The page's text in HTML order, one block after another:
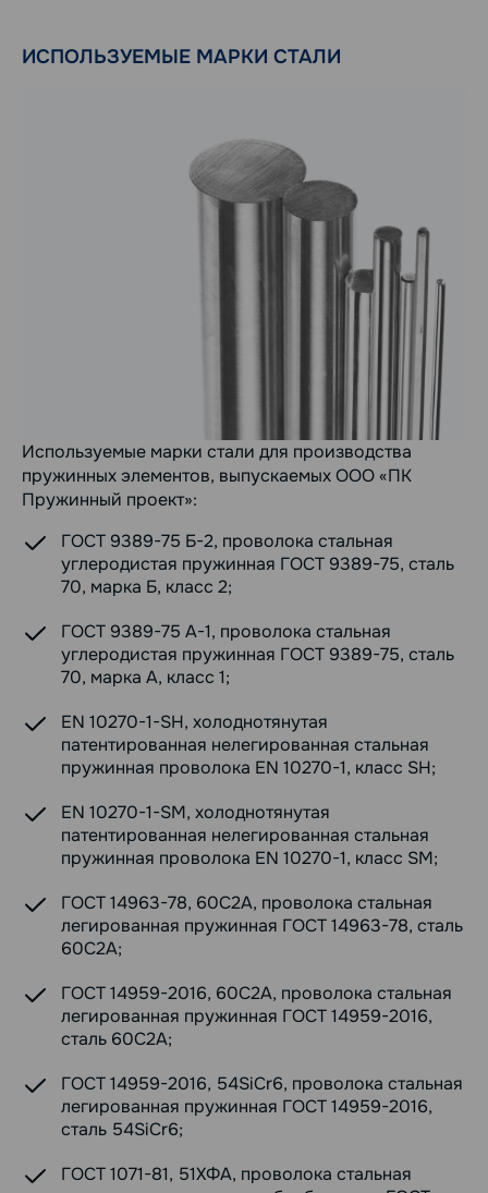
ИСПОЛЬЗУЕМЫЕ МАРКИ СТАЛИ
Используемые марки стали для производства
пружинных элементов, выпускаемых ООО «ПК
Пружинный проект»:
ГОСТ 9389-75 Б-2, проволока стальная
углеродистая пружинная ГОСТ 9389-75, сталь
70, марка Б, класс 2;
ГОСТ 9389-75 А-1, проволока стальная
углеродистая пружинная ГОСТ 9389-75, сталь
70, марка А, класс 1;
EN 10270-1-SH, холоднотянутая
патентированная нелегированная стальная
пружинная проволока EN 10270-1, класс SH;
EN 10270-1-SM, холоднотянутая
патентированная нелегированная стальная
пружинная проволока EN 10270-1, класс SM;
ГОСТ 14963-78, 60С2А, проволока стальная
легированная пружинная ГОСТ 14963-78, сталь
60С2А;
ГОСТ 14959-2016, 60С2А, проволока стальная
легированная пружинная ГОСТ 14959-2016,
сталь 60С2А;
ГОСТ 14959-2016, 54SiCr6, проволока стальная
легированная пружинная ГОСТ 14959-2016,
сталь 54SiCr6;
ГОСТ 1071-81, 51ХФА, проволока стальная